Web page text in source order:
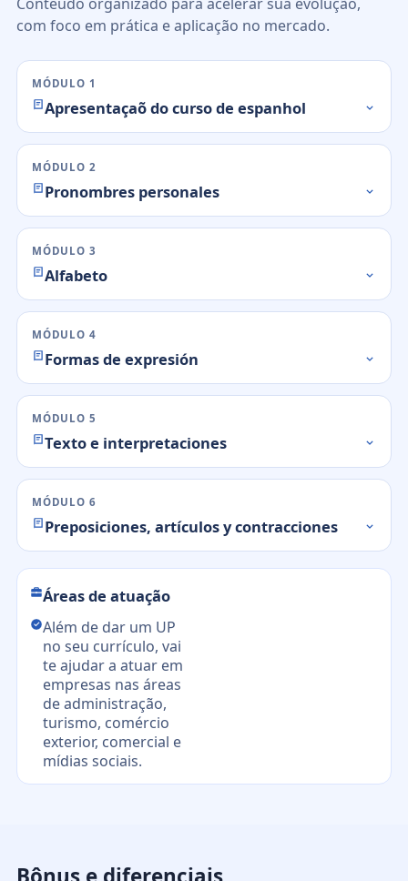
com foco em prática e aplicação no mercado.
MÓDULO 1
Apresentaçaõ do curso de espanhol
MÓDULO 2
Pronombres personales
MÓDULO 3
Alfabeto
MÓDULO 4
Formas de expresión
MÓDULO 5
Texto e interpretaciones
MÓDULO 6
Preposiciones, artículos y contracciones
Áreas de atuação
Além de dar um UP
no seu currículo, vai
te ajudar a atuar em
empresas nas áreas
de administração,
turismo, comércio
exterior, comercial e
mídias sociais.